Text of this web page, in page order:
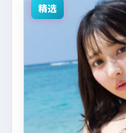
精选